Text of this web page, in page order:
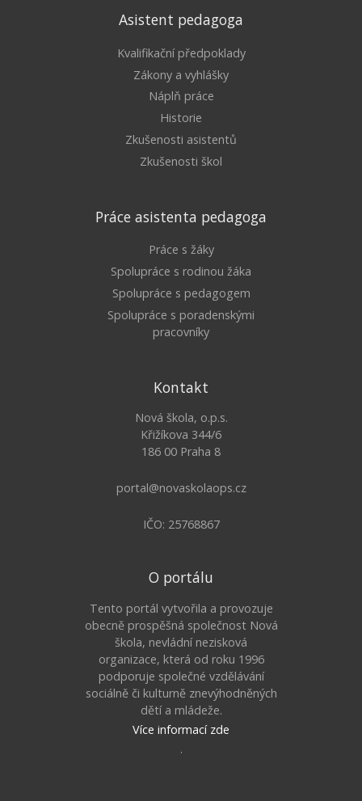
Asistent pedagoga
Kvalifikační předpoklady
Zákony a vyhlášky
Náplň práce
Historie
Zkušenosti asistentů
Zkušenosti škol
Práce asistenta pedagoga
Práce s žáky
Spolupráce s rodinou žáka
Spolupráce s pedagogem
Spolupráce s poradenskými
pracovníky
Kontakt
Nová škola, o.p.s.
Křižíkova 344/6
186 00 Praha 8
portal@novaskolaops.cz
IČO: 25768867
O portálu
Tento portál vytvořila a provozuje
obecně prospěšná společnost Nová
škola, nevládní nezisková
organizace, která od roku 1996
podporuje společné vzdělávání
sociálně či kulturně znevýhodněných
dětí a mládeže.
Více informací zde
.